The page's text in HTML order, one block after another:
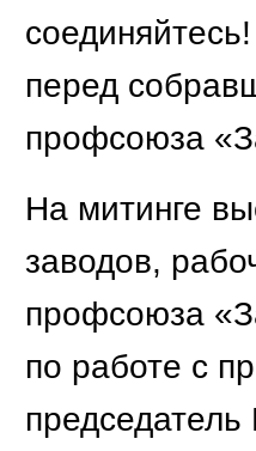
перед
профсоюза
На митинге
заводов,
профсоюза
по работе с